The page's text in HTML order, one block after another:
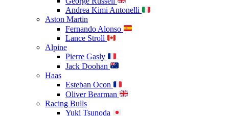
Andrea Kimi Antonelli
Aston Martin
Fernando Alonso
Lance Stroll
Alpine
Pierre Gasly
Jack Doohan
Haas
Esteban Ocon
Oliver Bearman
Racing Bulls
Yuki Tsunoda